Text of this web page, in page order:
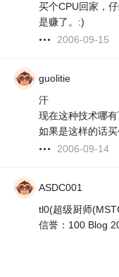
买个CPU回家，
是赚了。:)
2006-09-15
guolitie
汗
现在这种技术哪
如果是这样的话
2006-09-14
ASDC001
tl0(超级厨师
信誉：100 Blog